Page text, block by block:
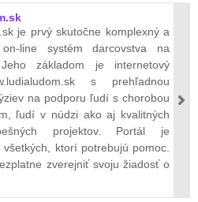
je prvý skutočne komplexný a
on-line systém darcovstva na
základom je internetový
s prehľadnou
na podporu ľudí s chorobou
ľudí v núdzi ako aj kvalitných
projektov. Portál je
ktorí potrebujú pomoc.
zverejniť svoju žiadosť o